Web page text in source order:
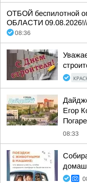
ОТБОЙ беспилотной
ОБЛАСТИ
08:36
Егор
08:33